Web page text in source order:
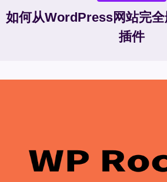
如何从WordPress网站完
插件